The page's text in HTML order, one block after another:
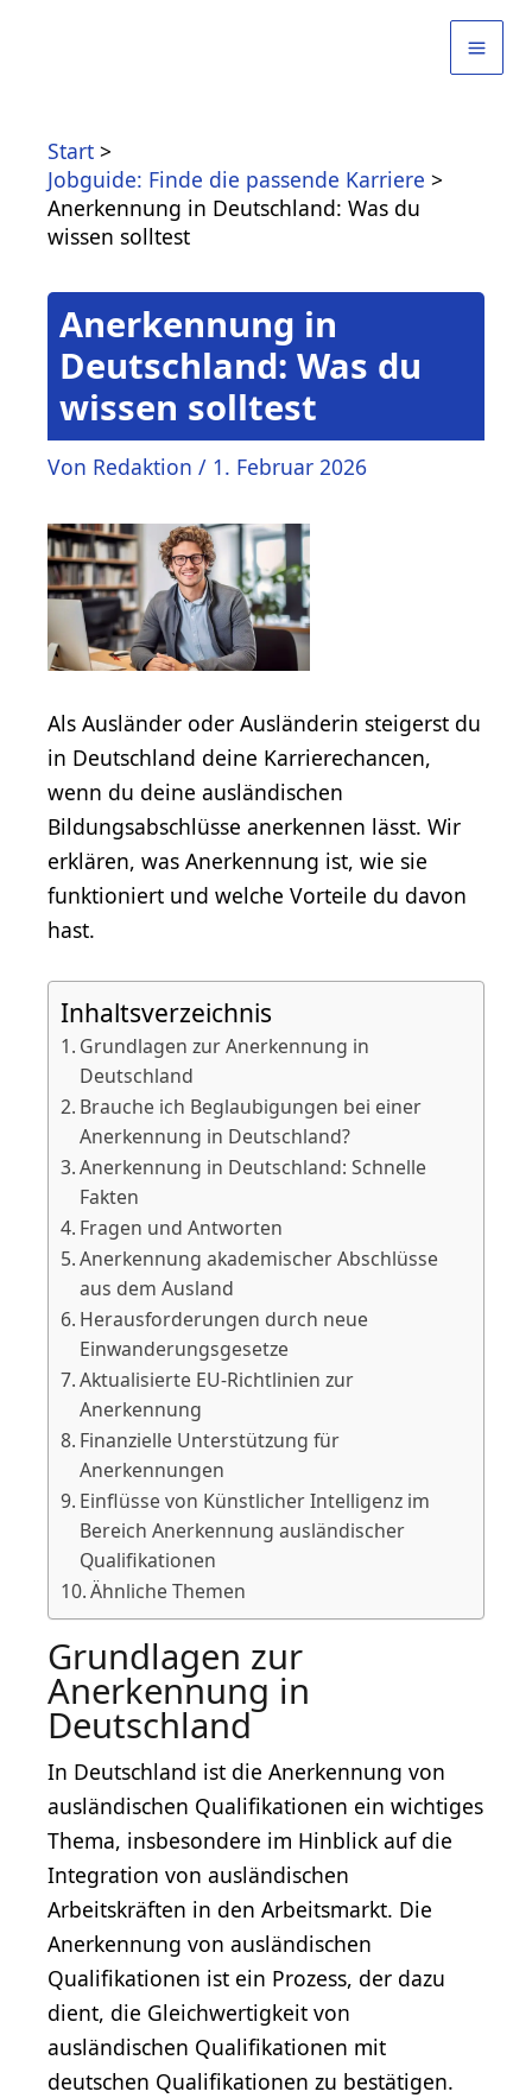
Start
Jobguide: Finde die passende Karriere
Anerkennung in Deutschland: Was du
wissen solltest
Anerkennung in
Deutschland: Was du
wissen solltest
Von Redaktion / 1. Februar 2026
Als Ausländer oder Ausländerin steigerst du
in Deutschland deine Karrierechancen,
wenn du deine ausländischen
Bildungsabschlüsse anerkennen lässt. Wir
erklären, was Anerkennung ist, wie sie
funktioniert und welche Vorteile du davon
hast.
Inhaltsverzeichnis
Grundlagen zur Anerkennung in
Deutschland
Brauche ich Beglaubigungen bei einer
Anerkennung in Deutschland?
Anerkennung in Deutschland: Schnelle
Fakten
Fragen und Antworten
Anerkennung akademischer Abschlüsse
aus dem Ausland
Herausforderungen durch neue
Einwanderungsgesetze
Aktualisierte EU-Richtlinien zur
Anerkennung
Finanzielle Unterstützung für
Anerkennungen
Einflüsse von Künstlicher Intelligenz im
Bereich Anerkennung ausländischer
Qualifikationen
Ähnliche Themen
Grundlagen zur
Anerkennung in
Deutschland
In Deutschland ist die Anerkennung von
ausländischen Qualifikationen ein wichtiges
Thema, insbesondere im Hinblick auf die
Integration von ausländischen
Arbeitskräften in den Arbeitsmarkt. Die
Anerkennung von ausländischen
Qualifikationen ist ein Prozess, der dazu
dient, die Gleichwertigkeit von
ausländischen Qualifikationen mit
deutschen Qualifikationen zu bestätigen.